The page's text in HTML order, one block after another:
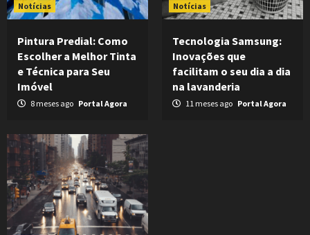
Notícias
Pintura Predial: Como
Escolher a Melhor Tinta
e Técnica para Seu
Imóvel
8 meses ago Portal Agora
Notícias
Tecnologia Samsung:
Inovações que
facilitam o seu dia a dia
na lavanderia
11 meses ago Portal Agora